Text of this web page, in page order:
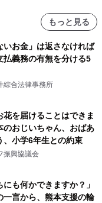
もっと見る
いお金」は返さなければ
払義務の有無を分ける5
綜合法律事務所
花を届けることはできま
のおじいちゃん、おばあ
、小学6年生との約束
振興協議会
にも何かできますか？」
一言から、熊本支援の輪